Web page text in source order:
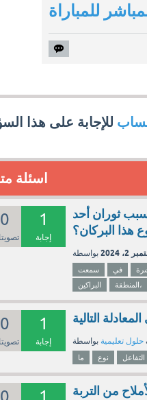
للمباراة
للإجابة على هذا
اسئلة
0 1
إجابة
ثوران أحد
هذا البركان؟
2، 2024
سمعت في
البراكين
المنطقة،
0 1
إجابة
التالية
حلول تعليمية
ما نوع التفاعل
0 1 من التربة